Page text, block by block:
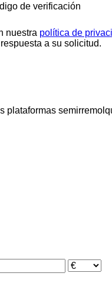
de verificación
nuestra política de
a su solicitud.
plataformas